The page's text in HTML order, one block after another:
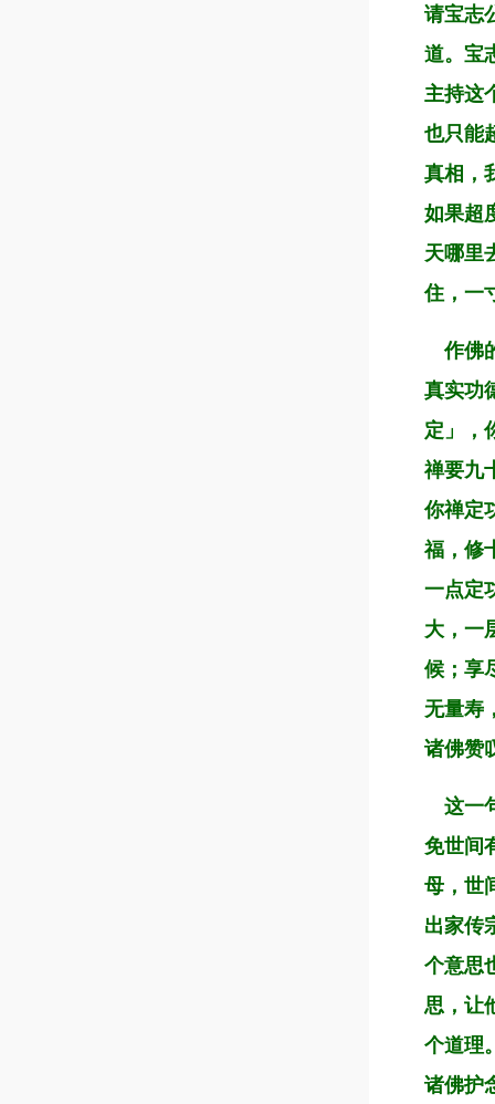
请宝志
道。宝
主持这
也只能
真相，
如果超
天哪里
住，一
作佛
真实功
定」，
禅要九
你禅定
福，修
一点定
大，一
候；享
无量寿
诸佛赞
这一
免世间
母，世
出家传
个意思
思，让
个道理
诸佛护